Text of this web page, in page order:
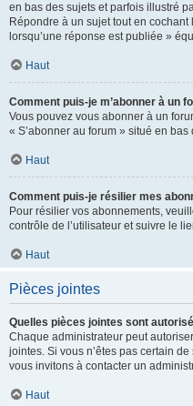
en bas des sujets et parfois illustré
Répondre à un sujet tout en
lorsqu’une réponse est publiée »
Haut
Comment puis-je m’abonner à un
Vous pouvez vous abonner à un
« S’abonner au forum » situé en
Haut
Comment puis-je résilier mes
Pour résilier vos abonnements,
contrôle de l’utilisateur et suivre le
Haut
Pièces jointes
Quelles pièces jointes sont
Chaque administrateur peut
jointes. Si vous n’êtes pas certain
vous invitons à contacter un
Haut